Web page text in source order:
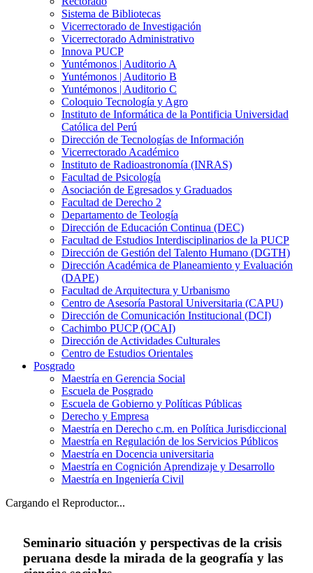
Sistema de Bibliotecas
Vicerrectorado de Investigación
Vicerrectorado Administrativo
Innova PUCP
Yuntémonos | Auditorio A
Yuntémonos | Auditorio B
Yuntémonos | Auditorio C
Coloquio Tecnología y Agro
Instituto de Informática de la Pontificia Universidad
Católica del Perú
Dirección de Tecnologías de Información
Vicerrectorado Académico
Instituto de Radioastronomía (INRAS)
Facultad de Psicología
Asociación de Egresados y Graduados
Facultad de Derecho 2
Departamento de Teología
Dirección de Educación Continua (DEC)
Facultad de Estudios Interdisciplinarios de la PUCP
Dirección de Gestión del Talento Humano (DGTH)
Dirección Académica de Planeamiento y Evaluación
(DAPE)
Facultad de Arquitectura y Urbanismo
Centro de Asesoría Pastoral Universitaria (CAPU)
Dirección de Comunicación Institucional (DCI)
Cachimbo PUCP (OCAI)
Dirección de Actividades Culturales
Centro de Estudios Orientales
Posgrado
Maestría en Gerencia Social
Escuela de Posgrado
Escuela de Gobierno y Políticas Públicas
Derecho y Empresa
Maestría en Derecho c.m. en Política Jurisdiccional
Maestría en Regulación de los Servicios Públicos
Maestría en Docencia universitaria
Maestría en Cognición Aprendizaje y Desarrollo
Maestría en Ingeniería Civil
Cargando el Reproductor...
Seminario situación y perspectivas de la crisis
peruana desde la mirada de la geografía y las